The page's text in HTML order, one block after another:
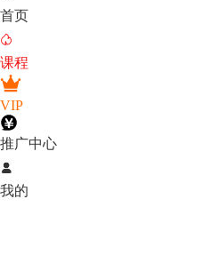
首页

课程
VIP
推广中心

我的